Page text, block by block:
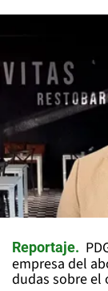
Reportaje
empresa del
dudas sobre el